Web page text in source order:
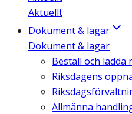
Aktuellt
Dokument & lagar
Dokument & lagar
Beställ och ladda
Riksdagens
Allmänna